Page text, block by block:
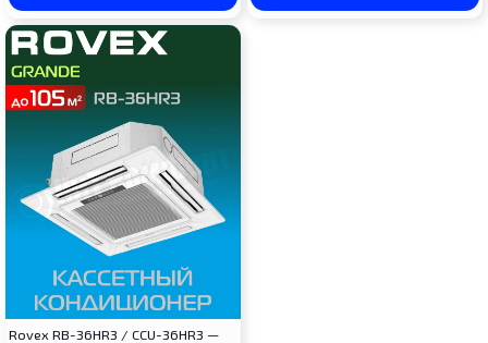
Rovex RB-36HR3 / CCU-36HR3 —